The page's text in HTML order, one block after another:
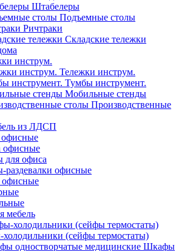
Штабелеры
Подъемные столы
Ричтраки
Складские тележки
инструм.
Тележки инструм.
Тумбы инструмент.
Мобильные стенды
Производственные
из ЛДСП
офисные
офиса
офисные
мебель
(сейфы термостаты)
Шкафы